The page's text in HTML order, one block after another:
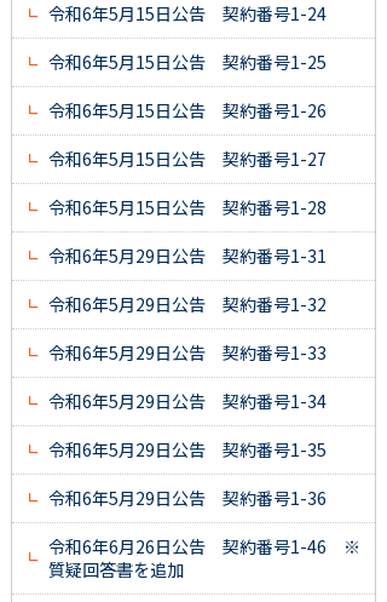
令和6年5月15日公告 契約番号1-24
令和6年5月15日公告 契約番号1-25
令和6年5月15日公告 契約番号1-26
令和6年5月15日公告 契約番号1-27
令和6年5月15日公告 契約番号1-28
令和6年5月29日公告 契約番号1-31
令和6年5月29日公告 契約番号1-32
令和6年5月29日公告 契約番号1-33
令和6年5月29日公告 契約番号1-34
令和6年5月29日公告 契約番号1-35
令和6年5月29日公告 契約番号1-36
令和6年6月26日公告 契約番号1-46 ※
質疑回答書を追加